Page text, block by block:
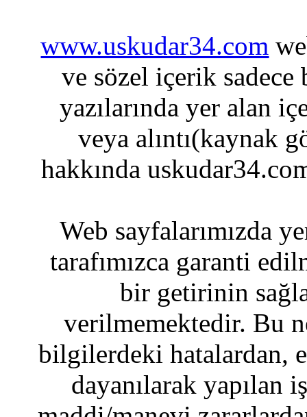
www.uskudar34.com
ve sözel içerik sadece
yazılarında yer alan
veya alıntı(kaynak
hakkında
Web sayfalarımızda
tarafımızca garanti
bir getirinin
verilmemektedir. Bu
bilgilerdeki hatalardan,
dayanılarak yapılan